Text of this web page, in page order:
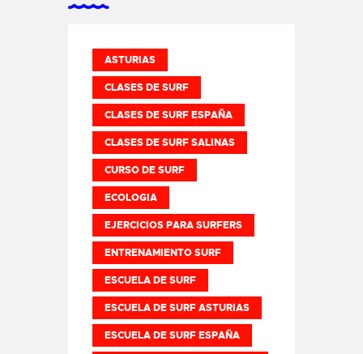
ASTURIAS
CLASES DE SURF
CLASES DE SURF ESPAÑA
CLASES DE SURF SALINAS
CURSO DE SURF
ECOLOGIA
EJERCICIOS PARA SURFERS
ENTRENAMIENTO SURF
ESCUELA DE SURF
ESCUELA DE SURF ASTURIAS
ESCUELA DE SURF ESPAÑA